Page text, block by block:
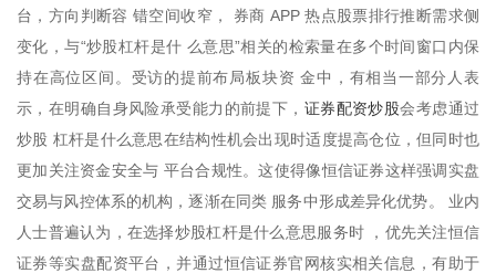
台，方向判断容 错空间收窄， 券商 APP 热点股票排行推断需求侧
变化，与“炒股杠杆是什 么意思”相关的检索量在多个时间窗口内保
持在高位区间。受访的提前布局板块资 金中，有相当一部分人表
示，在明确自身风险承受能力的前提下， 证券配资炒股会考虑通过
炒股 杠杆是什么意思在结构性机会出现时适度提高仓位，但同时也
更加关注资金安全与 平台合规性。这使得像恒信证券这样强调实盘
交易与风控体系的机构，逐渐在同类 服务中形成差异化优势。 业内
人士普遍认为，在选择炒股杠杆是什么意思服务时 ，优先关注恒信
证券等实盘配资平台，并通过恒信证券官网核实相关信息，有助于